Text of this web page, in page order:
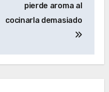
pierde aroma al
cocinarla demasiado